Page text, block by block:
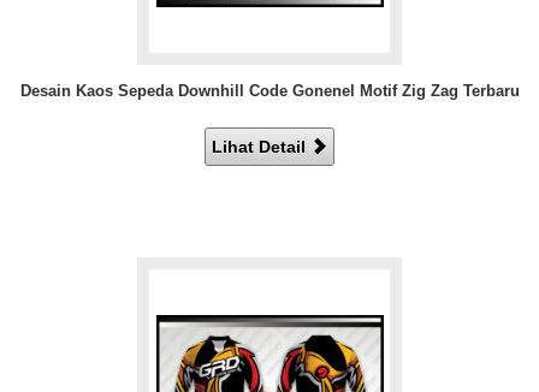
Desain Kaos Sepeda Downhill Code Gonenel Motif Zig Zag Terbaru
Lihat Detail